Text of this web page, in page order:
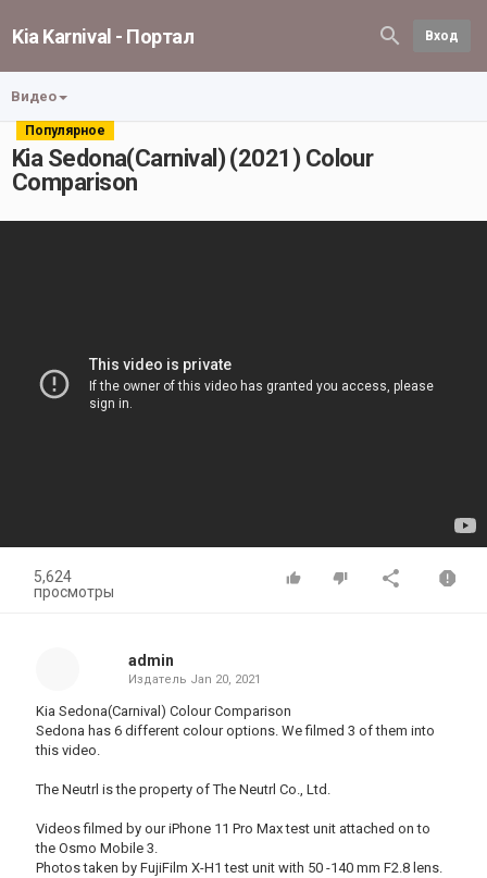
Kia Karnival - Портал Вход
Видео
Популярное
Kia Sedona(Carnival) (2021) Colour
Comparison
5,624
просмотры
admin
Издатель Jan 20, 2021
Kia Sedona(Carnival) Colour Comparison
Sedona has 6 different colour options. We filmed 3 of them into
this video.
The Neutrl is the property of The Neutrl Co., Ltd.
Videos filmed by our iPhone 11 Pro Max test unit attached on to
the Osmo Mobile 3.
Photos taken by FujiFilm X-H1 test unit with 50 -140 mm F2.8 lens.